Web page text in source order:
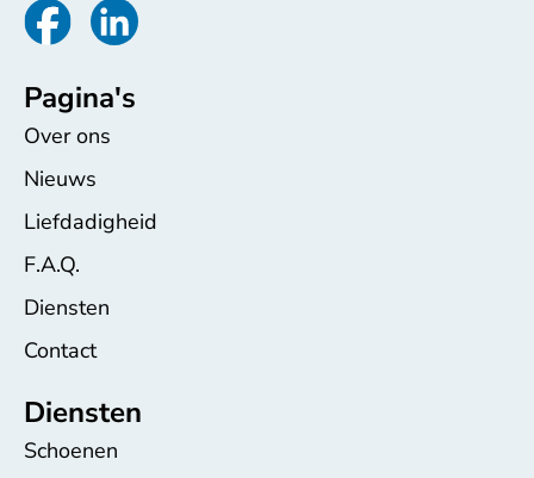
Pagina's
Over ons
Nieuws
Liefdadigheid
F.A.Q.
Diensten
Contact
Diensten
Schoenen